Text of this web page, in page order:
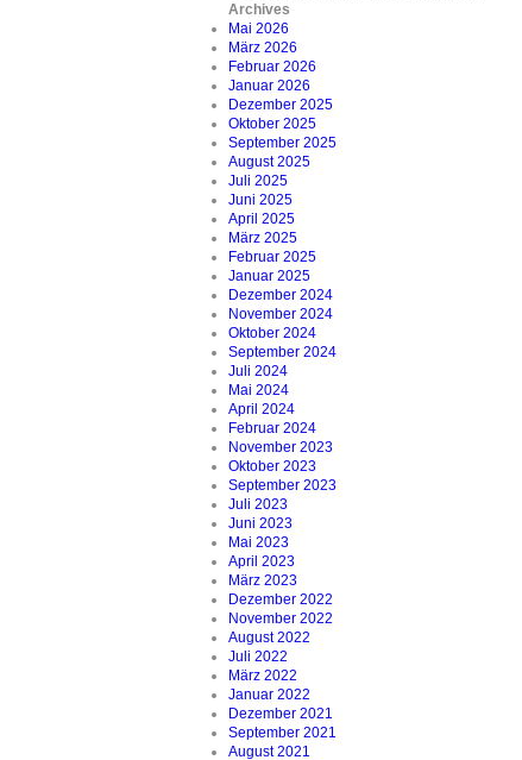
Archives
Mai 2026
März 2026
Februar 2026
Januar 2026
Dezember 2025
Oktober 2025
September 2025
August 2025
Juli 2025
Juni 2025
April 2025
März 2025
Februar 2025
Januar 2025
Dezember 2024
November 2024
Oktober 2024
September 2024
Juli 2024
Mai 2024
April 2024
Februar 2024
November 2023
Oktober 2023
September 2023
Juli 2023
Juni 2023
Mai 2023
April 2023
März 2023
Dezember 2022
November 2022
August 2022
Juli 2022
März 2022
Januar 2022
Dezember 2021
September 2021
August 2021